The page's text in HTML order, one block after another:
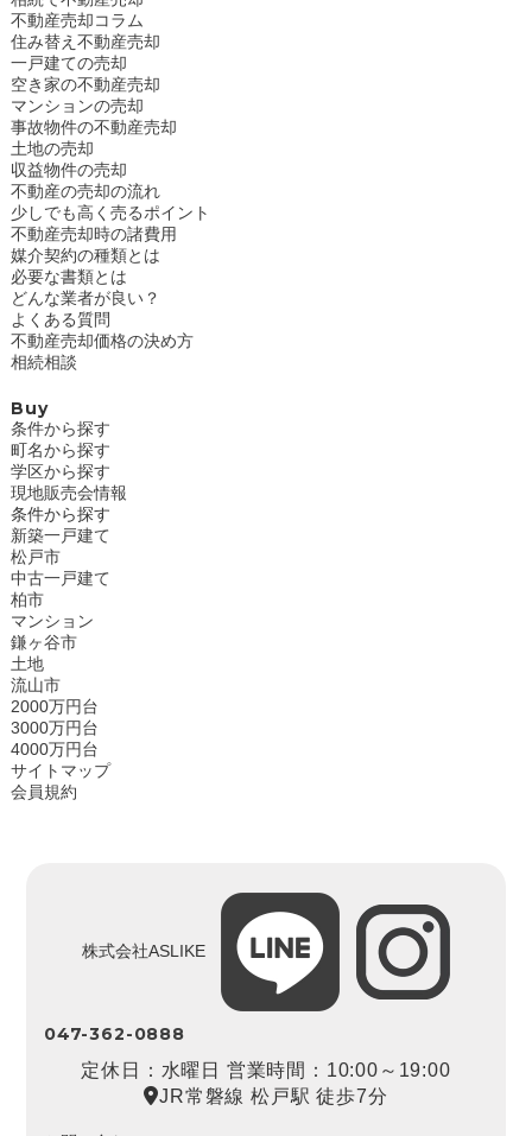
不動産売却コラム
住み替え不動産売却
一戸建ての売却
空き家の不動産売却
マンションの売却
事故物件の不動産売却
土地の売却
収益物件の売却
不動産の売却の流れ
少しでも高く売るポイント
不動産売却時の諸費用
媒介契約の種類とは
必要な書類とは
どんな業者が良い？
よくある質問
不動産売却価格の決め方
相続相談
Buy
条件から探す
町名から探す
学区から探す
現地販売会情報
条件から探す
新築一戸建て
松戸市
中古一戸建て
柏市
マンション
鎌ヶ谷市
土地
流山市
2000万円台
3000万円台
4000万円台
サイトマップ
会員規約
株式会社ASLIKE
047-362-0888
定休日：水曜日 営業時間：10:00～19:00
JR常磐線 松戸駅 徒歩7分